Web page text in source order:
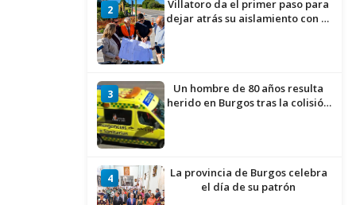
2
Villatoro da el primer paso para
dejar atrás su aislamiento con el
3
Un hombre de 80 años resulta
herido en Burgos tras la colisión
4
La provincia de Burgos celebra
el día de su patrón